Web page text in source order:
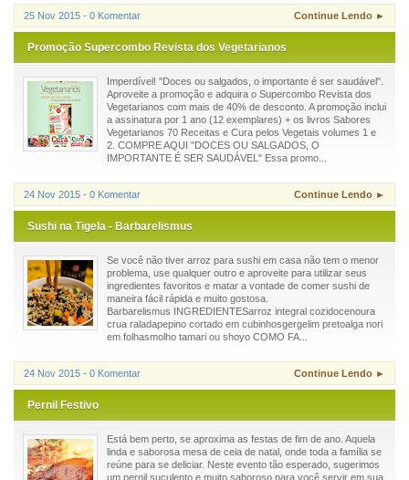
25 Nov 2015 - 0 Komentar Continue Lendo ►
Promoção Supercombo Revista dos Vegetarianos
Imperdível! "Doces ou salgados, o importante é ser saudável".
Aproveite a promoção e adquira o Supercombo Revista dos
Vegetarianos com mais de 40% de desconto. A promoção inclui
a assinatura por 1 ano (12 exemplares) + os livros Sabores
Vegetarianos 70 Receitas e Cura pelos Vegetais volumes 1 e
2. COMPRE AQUI "DOCES OU SALGADOS, O
IMPORTANTE É SER SAUDÁVEL" Essa promo...
24 Nov 2015 - 0 Komentar Continue Lendo ►
Sushi na Tigela - Barbarelismus
Se você não tiver arroz para sushi em casa não tem o menor
problema, use qualquer outro e aproveite para utilizar seus
ingredientes favoritos e matar a vontade de comer sushi de
maneira fácil rápida e muito gostosa.
Barbarelismus INGREDIENTESarroz integral cozidocenoura
crua raladapepino cortado em cubinhosgergelim pretoalga nori
em folhasmolho tamari ou shoyo COMO FA...
24 Nov 2015 - 0 Komentar Continue Lendo ►
Pernil Festivo
Está bem perto, se aproxima as festas de fim de ano. Aquela
linda e saborosa mesa de ceia de natal, onde toda a família se
reúne para se deliciar. Neste evento tão esperado, sugerimos
um pernil suculento e muito saboroso para você servir em sua